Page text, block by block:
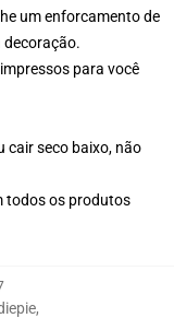
um enforcamento de
decoração.
para você
cair seco baixo, não
todos os produtos
,